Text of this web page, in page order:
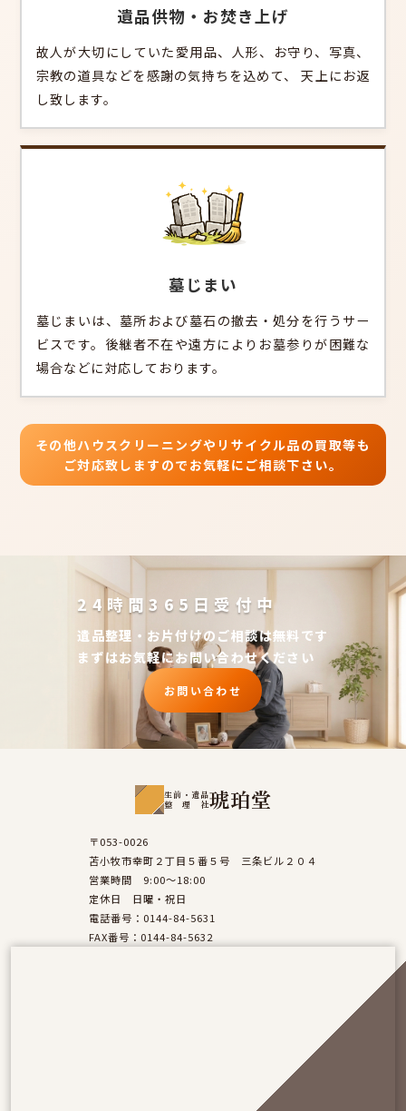
遺品供物・お焚き上げ
故人が大切にしていた愛用品、人形、お守り、写真、
宗教の道具などを感謝の気持ちを込めて、 天上にお返
し致します。
墓じまい
墓じまいは、墓所および墓石の撤去・処分を行うサー
ビスです。後継者不在や遠方によりお墓参りが困難な
場合などに対応しております。
その他ハウスクリーニングやリサイクル品の買取等も
ご対応致しますのでお気軽にご相談下さい。
24時間365日受付中
遺品整理・お片付けのご相談は無料です
まずはお気軽にお問い合わせください
お問い合わせ
生前・遺品
整理社琥珀堂
〒053-0026
苫小牧市幸町２丁目５番５号 三条ビル２０４
営業時間 9:00～18:00
定休日 日曜・祝日
電話番号：0144-84-5631
FAX番号：0144-84-5632